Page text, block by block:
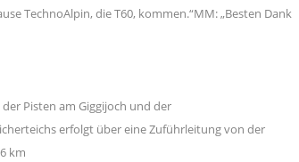
TechnoAlpin, die T60, kommen.“MM: „Besten Dank
Pisten am Giggijoch und der
erfolgt über eine Zuführleitung von der
km